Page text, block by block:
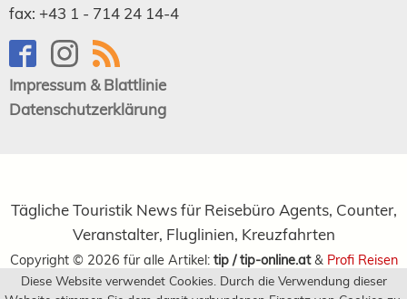
Diese Website verwendet Cookies. Durch die Verwendung dieser
fax: +43 1 - 714 24 14-4
Impressum & Blattlinie
Datenschutzerklärung
Tägliche Touristik News für Reisebüro Agents, Counter,
Veranstalter, Fluglinien, Kreuzfahrten
Copyright © 2026 für alle Artikel: tip / tip-online.at& Profi Reisen
Verlagsgesellschaft m.b.H.